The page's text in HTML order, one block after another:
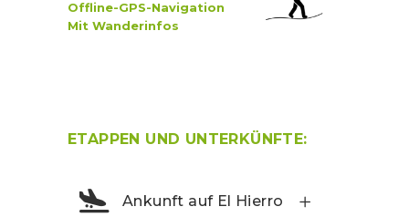
Offline-GPS-Navigation
Mit Wanderinfos
ETAPPEN UND UNTERKÜNFTE:
Ankunft auf El Hierro